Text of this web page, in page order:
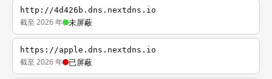
http://4d426b.dns.nextdns.io
截至 2026 年 未屏蔽
https://apple.dns.nextdns.io
截至 2026 年 已屏蔽